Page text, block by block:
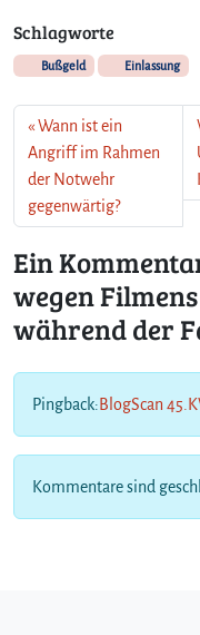
Schlagworte
Bußgeld Einlassung
Wann ist ein
Angriff im Rahmen
der Notwehr
gegenwärtig?
Ein
wegen
während der
Pingback:BlogScan
Kommentare sind